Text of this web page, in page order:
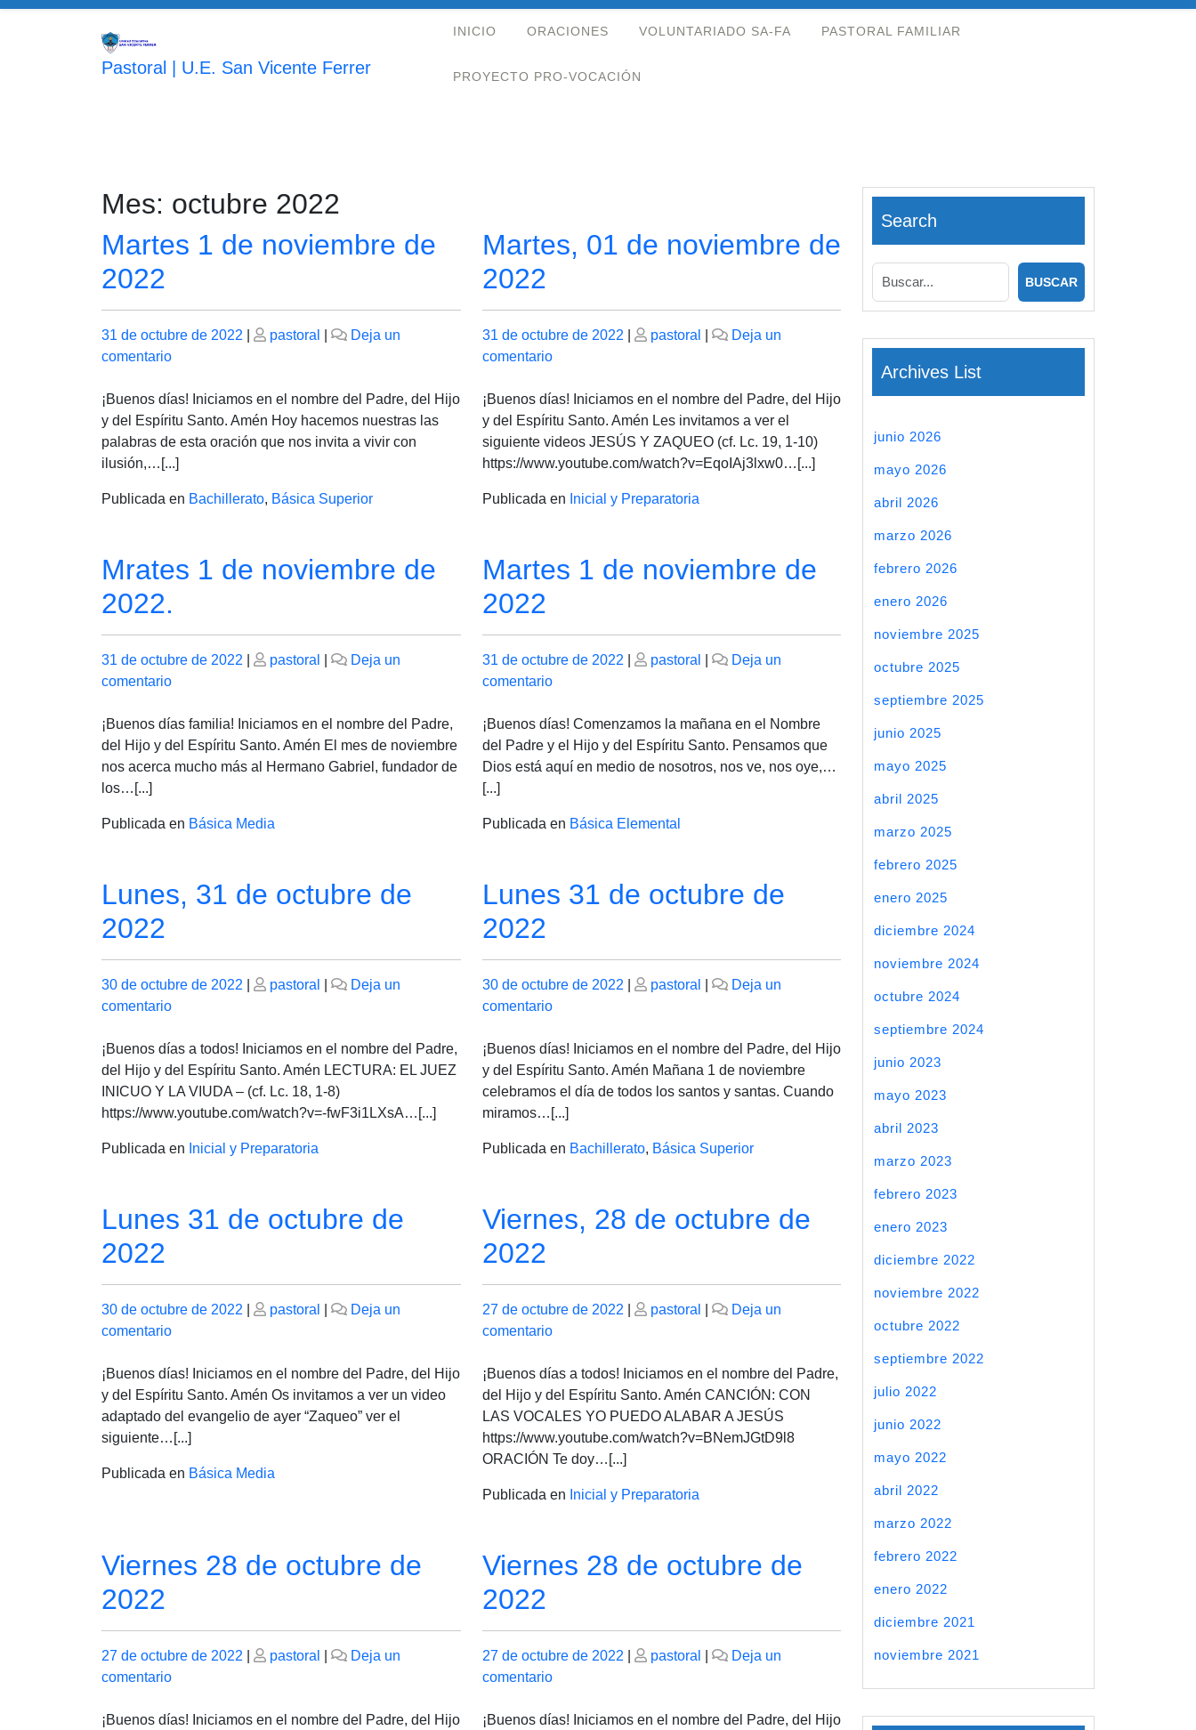
Saltar
Pastoral | U.E. San Vicente Ferrer
INICIO ORACIONES VOLUNTARIADO SA-FA PASTORAL FAMILIAR
PROYECTO PRO-VOCACIÓN
Mes: octubre 2022
Martes 1 de noviembre de
2022
Publicado
el
31 de octubre de 2022
Publicado
pastoral
Deja un
comentarioen
1
de
noviembre
de
¡Buenos días! Iniciamos en el nombre del Padre, del Hijo
y del Espíritu Santo. Amén Hoy hacemos nuestras las
palabras de esta oración que nos invita a vivir con
ilusión,…[...]
Publicada en Bachillerato, Básica Superior
Martes, 01 de noviembre de
2022
Publicado
el
31 de octubre de 2022
Publicado
pastoral
Deja un
comentarioen
01
de
noviembre
de
¡Buenos días! Iniciamos en el nombre del Padre, del Hijo
y del Espíritu Santo. Amén Les invitamos a ver el
siguiente videos JESÚS Y ZAQUEO (cf. Lc. 19, 1-10)
https://www.youtube.com/watch?v=EqoIAj3lxw0…[...]
Publicada en Inicial y Preparatoria
Mrates 1 de noviembre de
2022.
Publicado
el
31 de octubre de 2022
Publicado
pastoral
Deja un
comentarioen
1
de
noviembre
¡Buenos días familia! Iniciamos en el nombre del Padre,
del Hijo y del Espíritu Santo. Amén El mes de noviembre
nos acerca mucho más al Hermano Gabriel, fundador de
los…[...]
Publicada en Básica Media
Martes 1 de noviembre de
2022
Publicado
el
31 de octubre de 2022
Publicado
pastoral
Deja un
comentarioen
1
de
noviembre
¡Buenos días! Comenzamos la mañana en el Nombre
del Padre y el Hijo y del Espíritu Santo. Pensamos que
Dios está aquí en medio de nosotros, nos ve, nos oye,…
[...]
Publicada en Básica Elemental
Lunes, 31 de octubre de
2022
Publicado
el
30 de octubre de 2022
Publicado
pastoral
Deja un
comentarioen
31
de
octubre
de
¡Buenos días a todos! Iniciamos en el nombre del Padre,
del Hijo y del Espíritu Santo. Amén LECTURA: EL JUEZ
INICUO Y LA VIUDA – (cf. Lc. 18, 1-8)
https://www.youtube.com/watch?v=-fwF3i1LXsA…[...]
Publicada en Inicial y Preparatoria
Lunes 31 de octubre de
2022
Publicado
el
30 de octubre de 2022
Publicado
pastoral
Deja un
comentarioen
31
de
octubre
de
¡Buenos días! Iniciamos en el nombre del Padre, del Hijo
y del Espíritu Santo. Amén Mañana 1 de noviembre
celebramos el día de todos los santos y santas. Cuando
miramos…[...]
Publicada en Bachillerato, Básica Superior
Lunes 31 de octubre de
2022
Publicado
el
30 de octubre de 2022
Publicado
pastoral
Deja un
comentarioen
31
de
octubre
de
¡Buenos días! Iniciamos en el nombre del Padre, del Hijo
y del Espíritu Santo. Amén Os invitamos a ver un video
adaptado del evangelio de ayer “Zaqueo” ver el
siguiente…[...]
Publicada en Básica Media
Viernes, 28 de octubre de
2022
Publicado
el
27 de octubre de 2022
Publicado
pastoral
Deja un
comentarioen
28
de
octubre
de
2022
¡Buenos días a todos! Iniciamos en el nombre del Padre,
del Hijo y del Espíritu Santo. Amén CANCIÓN: CON
LAS VOCALES YO PUEDO ALABAR A JESÚS
https://www.youtube.com/watch?v=BNemJGtD9l8
ORACIÓN Te doy…[...]
Publicada en Inicial y Preparatoria
Viernes 28 de octubre de
2022
Publicado
el
27 de octubre de 2022
Publicado
pastoral
Deja un
comentarioen
28
¡Buenos días! Iniciamos en el nombre del Padre, del Hijo
Viernes 28 de octubre de
2022
Publicado
el
27 de octubre de 2022
Publicado
pastoral
Deja un
comentarioen
28
¡Buenos días! Iniciamos en el nombre del Padre, del Hijo
Search
Archives List
junio 2026
mayo 2026
abril 2026
marzo 2026
febrero 2026
enero 2026
noviembre 2025
octubre 2025
septiembre 2025
junio 2025
mayo 2025
abril 2025
marzo 2025
febrero 2025
enero 2025
diciembre 2024
noviembre 2024
octubre 2024
septiembre 2024
junio 2023
mayo 2023
abril 2023
marzo 2023
febrero 2023
enero 2023
diciembre 2022
noviembre 2022
octubre 2022
septiembre 2022
julio 2022
junio 2022
mayo 2022
abril 2022
marzo 2022
febrero 2022
enero 2022
diciembre 2021
noviembre 2021